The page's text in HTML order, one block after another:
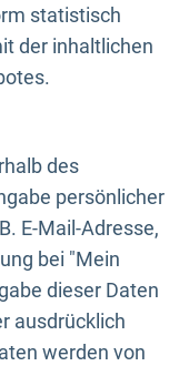
statistisch
der inhaltlichen
des
persönlicher
E-Mail-Adresse,
bei "Mein
dieser Daten
ausdrücklich
werden von